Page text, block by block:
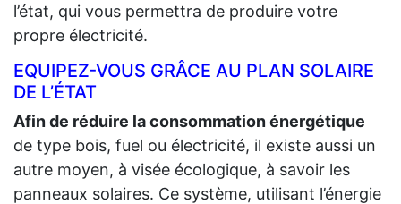
l’état, qui vous permettra de produire votre
propre électricité.
EQUIPEZ-VOUS GRÂCE AU PLAN SOLAIRE
DE L’ÉTAT
Afin de réduire la consommation énergétique
de type bois, fuel ou électricité, il existe aussi un
autre moyen, à visée écologique, à savoir les
panneaux solaires. Ce système, utilisant l’énergie